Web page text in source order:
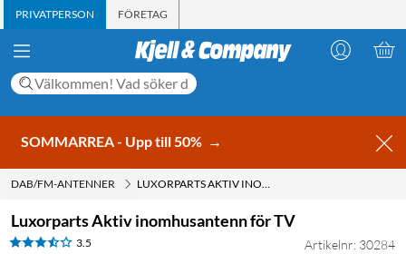
PRIVATPERSON FÖRETAG
SOMMARREA - Upp till 50% →
DAB/FM-ANTENNER LUXORPARTS AKTIV INOMHUSANTENN FÖR TV
Luxorparts Aktiv inomhusantenn för TV
3.5 Artikelnr: 30284